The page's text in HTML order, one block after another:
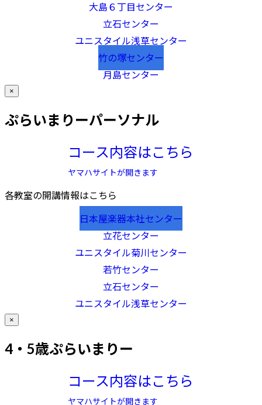
大島６丁目センター
立石センター
ユニスタイル浅草センター
竹の塚センター
月島センター
×
ぷらいまりーパーソナル
コース内容はこちら
ヤマハサイトが開きます
各教室の開講情報はこちら
日本屋楽器本社センター
立花センター
ユニスタイル菊川センター
若竹センター
立石センター
ユニスタイル浅草センター
×
4・5歳ぷらいまりー
コース内容はこちら
ヤマハサイトが開きます